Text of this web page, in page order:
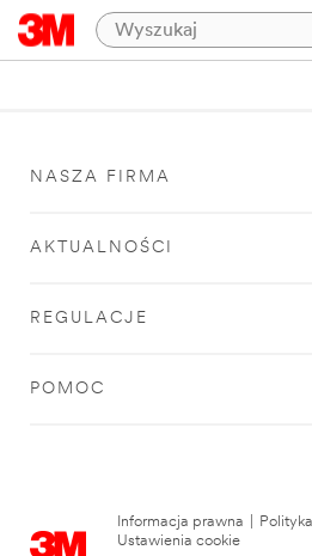
NASZA FIRMA
AKTUALNOŚCI
REGULACJE
POMOC
Informacja prawna
Ustawienia cookie